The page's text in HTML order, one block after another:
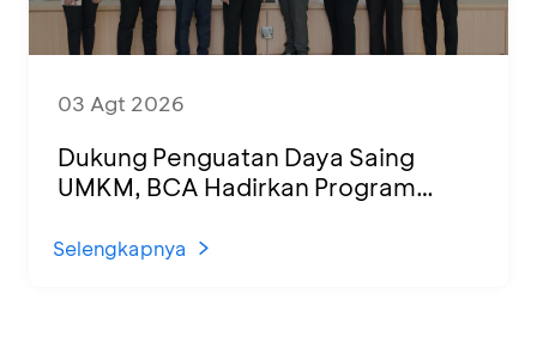
03 Agt 2026
Dukung Penguatan Daya Saing
UMKM, BCA Hadirkan Program
di KCU Tanjung Priok
Selengkapnya